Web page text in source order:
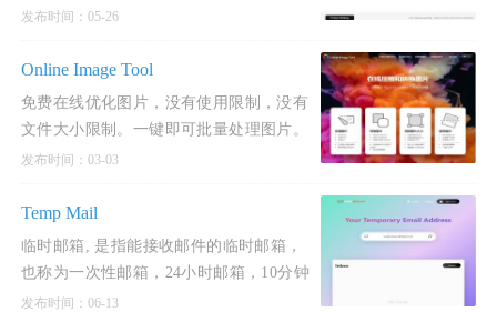
发布时间：05-26
Online Image Tool
免费在线优化图片，没有使用限制，没有
文件大小限制。一键即可批量处理图片。
将图片压缩90％，支持PNG，JPG，
发布时间：03-03
Temp Mail
临时邮箱, 是指能接收邮件的临时邮箱，
也称为一次性邮箱，24小时邮箱，10分钟
邮箱，可丢弃邮箱，是完全匿名和安全
发布时间：06-13